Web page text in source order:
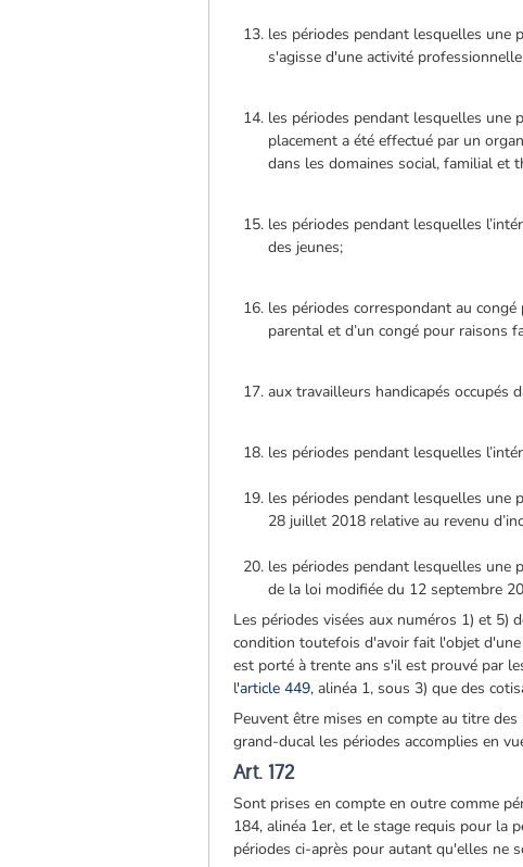
les périodes pendant lesquelles une
s'agisse d'une activité
les périodes pendant lesquelles une
placement a été effectué par un
dans les domaines social, familial et
les périodes pendant lesquelles
des jeunes;
les périodes correspondant au
parental et d’un congé pour raisons
aux travailleurs handicapés occupés
les périodes pendant lesquelles
les périodes pendant lesquelles une
28 juillet 2018 relative au revenu
les périodes pendant lesquelles une
de la loi modifiée du 12 septembre
Les périodes visées aux numéros 1) et 5)
condition toutefois d'avoir fait l'objet d'une
est porté à trente ans s'il est prouvé par
l'article 449, alinéa 1, sous 3) que des
Peuvent être mises en compte au titre
grand-ducal les périodes accomplies en
Art. 172
Sont prises en compte en outre comme
184, alinéa 1er, et le stage requis pour la
périodes ci-après pour autant qu'elles ne